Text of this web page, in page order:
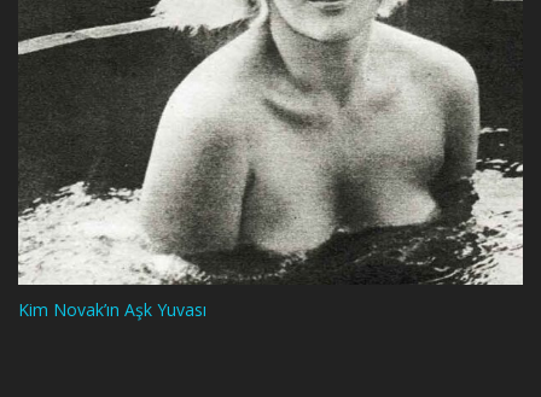
Kim Novak’ın Aşk Yuvası